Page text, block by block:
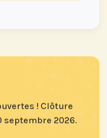
! Clôture
septembre 2026.